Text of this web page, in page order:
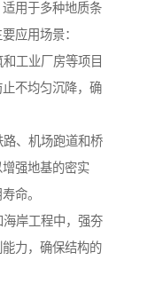
用于多种地质条
应用场景：
工业厂房等项目
不均匀沉降，确
、机场跑道和桥
强地基的密实
命。
岸工程中，强夯
力，确保结构的